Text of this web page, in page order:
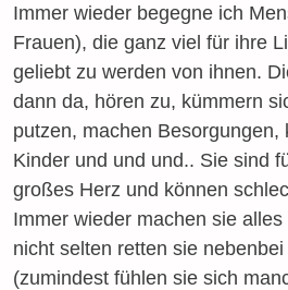
Immer wieder begegne ich
Frauen), die ganz viel für ihre
geliebt zu werden von ihnen.
dann da, hören zu, kümmern
putzen, machen Besorgungen,
Kinder und und und.. Sie sind
großes Herz und können
Immer wieder machen sie
nicht selten retten sie
(zumindest fühlen sie sich